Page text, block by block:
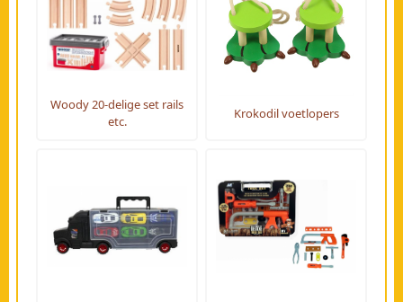
Woody 20-delige set rails
etc.
Krokodil voetlopers